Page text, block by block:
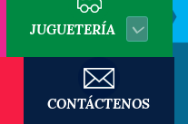
JUGUETERÍA
CONTÁCTENOS